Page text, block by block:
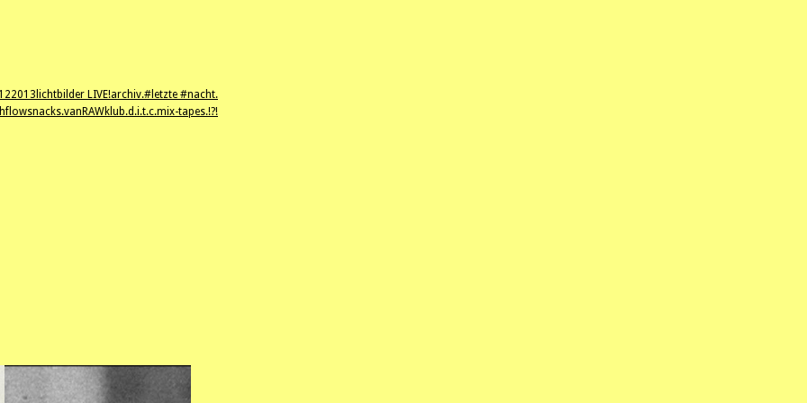
2013 lichtbilder LIVE!archiv.#letzte #nacht.
vanRAWklub.d.i.t.c.mix-tapes.!?!